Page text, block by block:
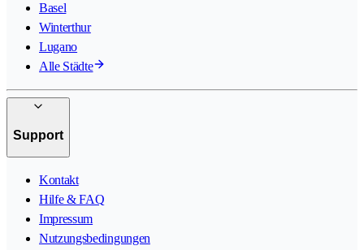
Basel
Winterthur
Lugano
Alle Städte
Support
Kontakt
Hilfe & FAQ
Impressum
Nutzungsbedingungen